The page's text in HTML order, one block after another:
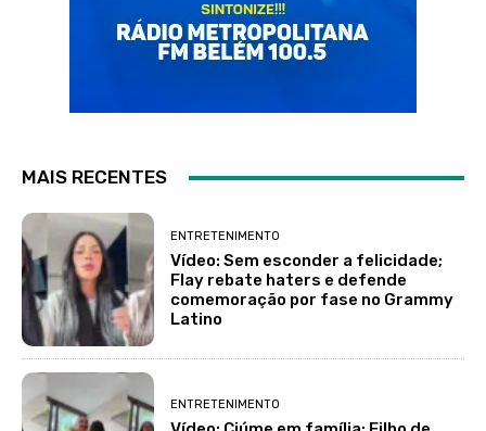
MAIS RECENTES
ENTRETENIMENTO
Vídeo: Sem esconder a felicidade;
Flay rebate haters e defende
comemoração por fase no Grammy
Latino
ENTRETENIMENTO